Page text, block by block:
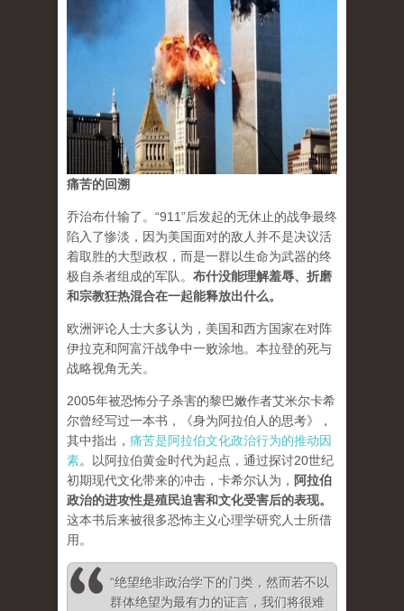
痛苦的回溯
乔治布什输了。“911”后发起的无休止的战争最终
陷入了惨淡，因为美国面对的敌人并不是决议活
着取胜的大型政权，而是一群以生命为武器的终
极自杀者组成的军队。 布什没能理解羞辱、折磨
和宗教狂热混合在一起能释放出什么。
欧洲评论人士大多认为，美国和西方国家在对阵
伊拉克和阿富汗战争中一败涂地。本拉登的死与
战略视角无关。
2005年被恐怖分子杀害的黎巴嫩作者艾米尔卡希
尔曾经写过一本书，《身为阿拉伯人的思考》，
其中指出， 痛苦是阿拉伯文化政治行为的推动因
素。以阿拉伯黄金时代为起点，通过探讨20世纪
初期现代文化带来的冲击，卡希尔认为， 阿拉伯
政治的进攻性是殖民迫害和文化受害后的表现。
这本书后来被很多恐怖主义心理学研究人士所借
用。
“绝望绝非政治学下的门类，然而若不以
群体绝望为最有力的证言，我们将很难